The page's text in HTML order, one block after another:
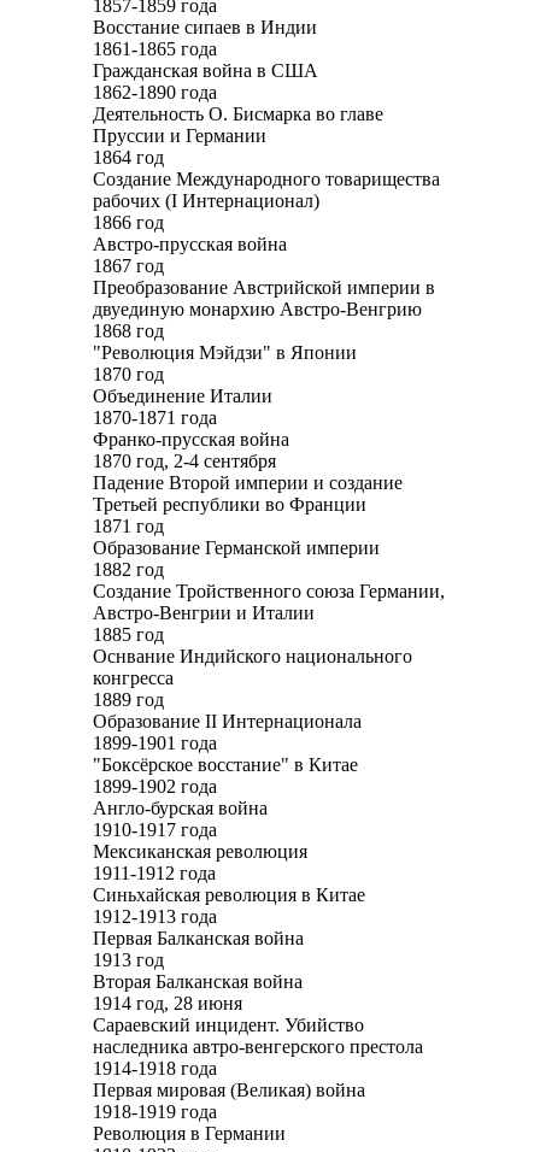
1857-1859 года
Восстание сипаев в Индии
1861-1865 года
Гражданская война в США
1862-1890 года
Деятельность О. Бисмарка во главе
Пруссии и Германии
1864 год
Создание Международного товарищества
рабочих (I Интернационал)
1866 год
Австро-прусская война
1867 год
Преобразование Австрийской империи в
двуединую монархию Австро-Венгрию
1868 год
"Революция Мэйдзи" в Японии
1870 год
Объединение Италии
1870-1871 года
Франко-прусская война
1870 год, 2-4 сентября
Падение Второй империи и создание
Третьей республики во Франции
1871 год
Образование Германской империи
1882 год
Создание Тройственного союза Германии,
Австро-Венгрии и Италии
1885 год
Оснвание Индийского национального
конгресса
1889 год
Образование II Интернационала
1899-1901 года
"Боксёрское восстание" в Китае
1899-1902 года
Англо-бурская война
1910-1917 года
Мексиканская революция
1911-1912 года
Синьхайская революция в Китае
1912-1913 года
Первая Балканская война
1913 год
Вторая Балканская война
1914 год, 28 июня
Сараевский инцидент. Убийство
наследника автро-венгерского престола
1914-1918 года
Первая мировая (Великая) война
1918-1919 года
Революция в Германии